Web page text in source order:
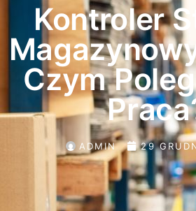
Kontroler
Czym
ADMIN 29